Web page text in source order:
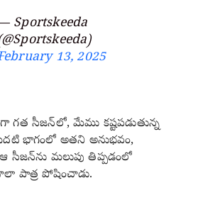
Sportskeeda
13, 2025
గత సీజన్‌లో, మేము కష్టపడుతున్న
భాగంలో అతని అనుభవం,
సీజన్‌ను మలుపు తిప్పడంలో
పాత్ర పోషించాడు.